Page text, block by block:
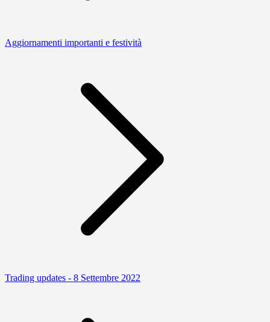
Aggiornamenti importanti e festività
Trading updates - 8 Settembre 2022